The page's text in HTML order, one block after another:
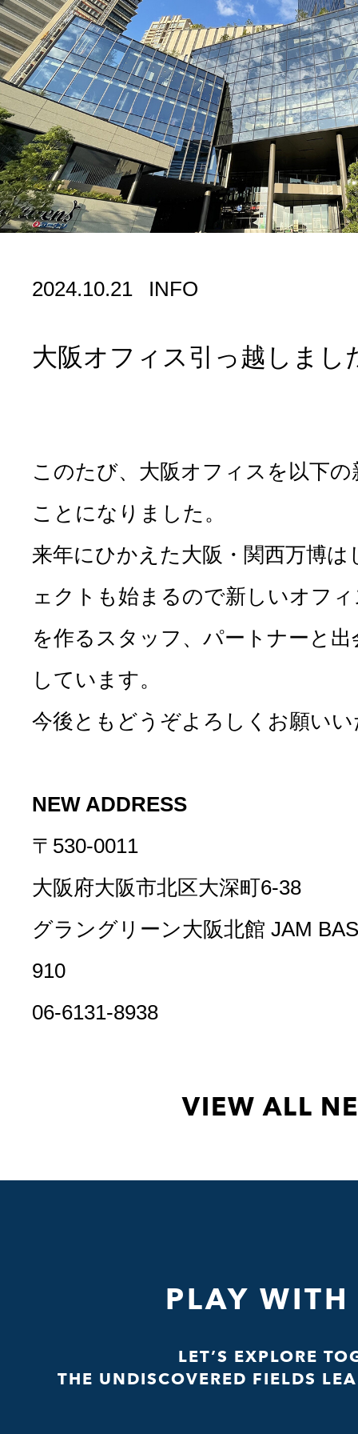
2024.10.21 INFO
大阪オフィス引っ越しまし
このたび、大阪オフィスを以下
ことになりました。
来年にひかえた大阪・関西万博
ェクトも始まるので新しいオフ
を作るスタッフ、パートナーと
しています。
今後ともどうぞよろしくお願い
NEW ADDRESS
〒530-0011
大阪府大阪市北区大深町6-38
グラングリーン大阪北館 JAM
910
06-6131-8938
VIEW ALL
PLAY
LET’S EXPLORE
THE UNDISCOVERED FIELDS